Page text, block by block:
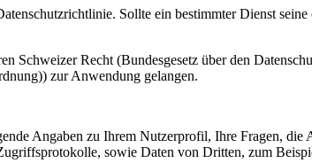
Sollte ein bestimmter Dienst
Schweizer Recht (Bundesgesetz über den
zur Anwendung gelangen.
Angaben zu Ihrem Nutzerprofil, Ihre Fragen,
sowie Daten von Dritten, zum